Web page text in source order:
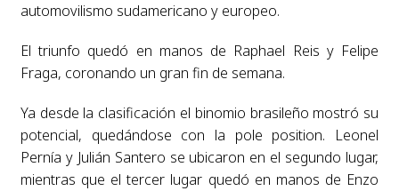
automovilismo sudamericano y europeo.
El triunfo quedó en manos de Raphael Reis y Felipe
Fraga, coronando un gran fin de semana.
Ya desde la clasificación el binomio brasileño mostró su
potencial, quedándose con la pole position. Leonel
Pernía y Julián Santero se ubicaron en el segundo lugar,
mientras que el tercer lugar quedó en manos de Enzo